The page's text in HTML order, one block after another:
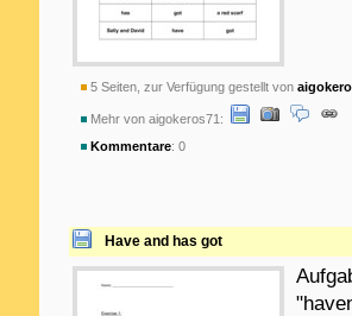
5 Seiten, zur Verfügung gestellt von
Mehr von aigokeros71:
Kommentare: 0
Have and has got